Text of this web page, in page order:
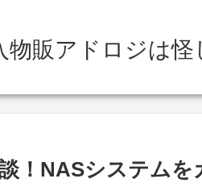
物販アドロジは
！NASシステムを